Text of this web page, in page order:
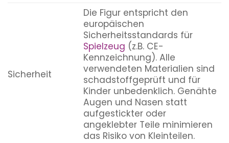
Sicherheit
Die Figur entspricht den
europäischen
Sicherheitsstandards für
Spielzeug (z.B. CE-
Kennzeichnung). Alle
verwendeten Materialien sind
schadstoffgeprüft und für
Kinder unbedenklich. Genähte
Augen und Nasen statt
aufgestickter oder
angeklebter Teile minimieren
das Risiko von Kleinteilen.